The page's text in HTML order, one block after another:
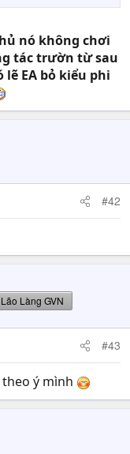
nó không chơi
tác trườn từ sau
EA bỏ kiểu phi
#42
Lão Làng GVN
#43
ý mình